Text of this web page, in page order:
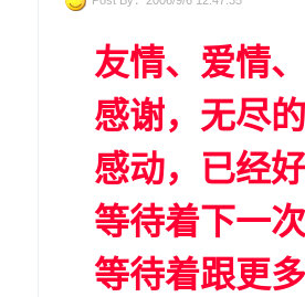
友情、爱情
感谢，无尽
感动，已经
等待着下一
等待着跟更